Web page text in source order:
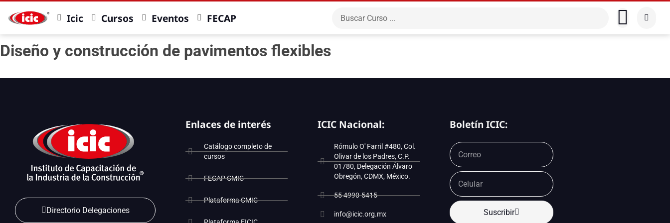
Icic Cursos Eventos FECAP
Diseño y construcción de pavimentos flexibles
Directorio Delegaciones
Enlaces de interés
Catálogo completo de
cursos
FECAP CMIC
Plataforma CMIC
ICIC Nacional:
Rómulo O' Farril #480, Col.
Olivar de los Padres, C.P.
01780, Delegación Álvaro
Obregón, CDMX, México.
55 4990-5415
info@icic.org.mx
Boletín ICIC:
Suscribir